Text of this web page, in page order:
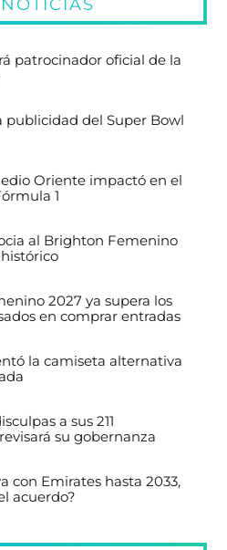
patrocinador oficial de la
publicidad del Super Bowl
Oriente impactó en el
1
al Brighton Femenino
2027 ya supera los
en comprar entradas
la camiseta alternativa
a sus 211
su gobernanza
con Emirates hasta 2033,
acuerdo?